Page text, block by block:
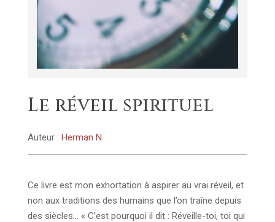
Le réveil spirituel
Auteur : Herman N
Ce livre est mon exhortation à aspirer au vrai réveil, et
non aux traditions des humains que l’on traîne depuis
des siècles… « C’est pourquoi il dit : Réveille-toi, toi qui